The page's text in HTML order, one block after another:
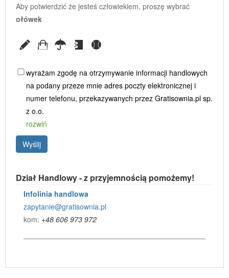
Aby potwierdzić że jesteś człowiekiem, proszę wybrać
ołówek
wyrażam zgodę na otrzymywanie informacji handlowych
na podany przeze mnie adres poczty elektronicznej i
numer telefonu, przekazywanych przez Gratisownia.pl sp.
z o.o.
rozwiń
Wyślij
Dział Handlowy - z przyjemnością pomożemy!
Infolinia handlowa
zapytanie@gratisownia.pl
kom: +48 606 973 972